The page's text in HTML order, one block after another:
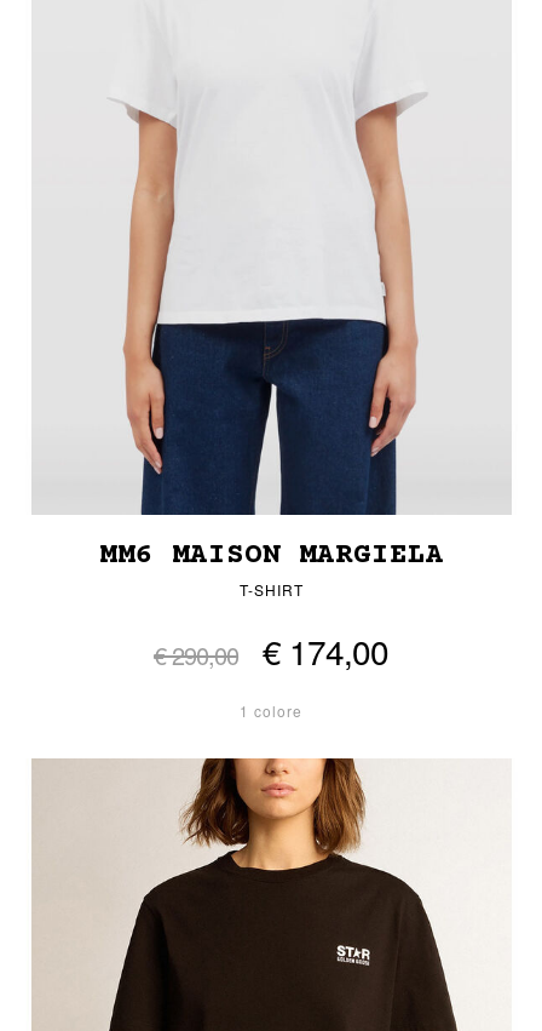
MM6 MAISON MARGIELA
T-SHIRT
€ 290,00 € 174,00
1 colore